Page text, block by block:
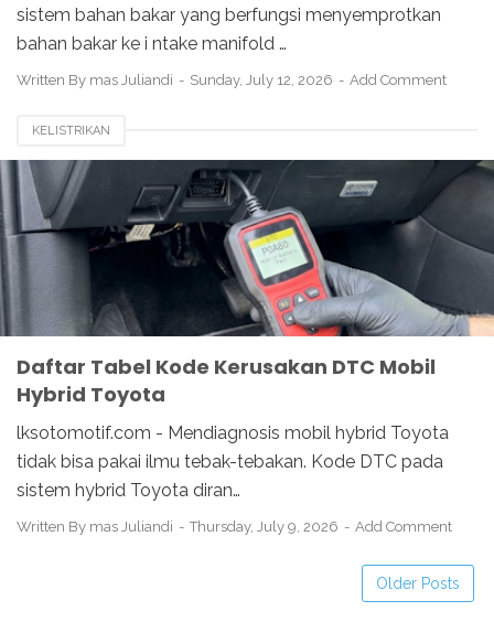
sistem bahan bakar yang berfungsi menyemprotkan
bahan bakar ke i ntake manifold …
Written By mas Juliandi Sunday, July 12, 2026 Add Comment
KELISTRIKAN
Daftar Tabel Kode Kerusakan DTC Mobil
Hybrid Toyota
lksotomotif.com - Mendiagnosis mobil hybrid Toyota
tidak bisa pakai ilmu tebak-tebakan. Kode DTC pada
sistem hybrid Toyota diran…
Written By mas Juliandi Thursday, July 9, 2026 Add Comment
Older Posts